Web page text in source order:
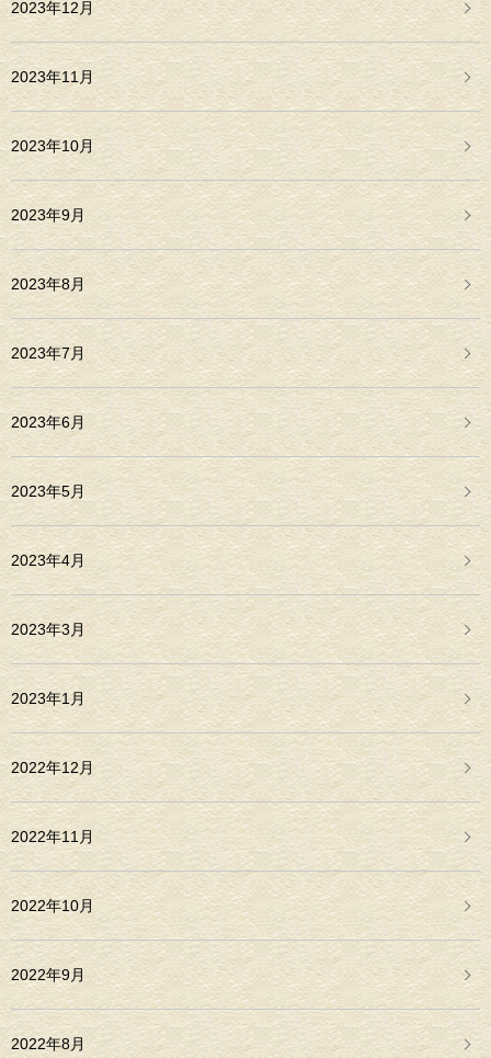
2023年12月
2023年11月
2023年10月
2023年9月
2023年8月
2023年7月
2023年6月
2023年5月
2023年4月
2023年3月
2023年1月
2022年12月
2022年11月
2022年10月
2022年9月
2022年8月